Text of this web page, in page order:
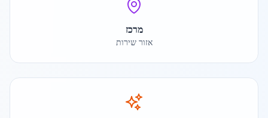
מרכז
אזור שירות